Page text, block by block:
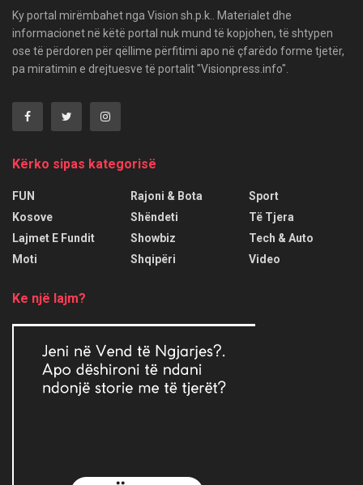
Ky portal mirëmbahet nga Vision sh.p.k.. Materialet dhe
informacionet në këtë portal nuk mund të kopjohen, të shtypen
ose të përdoren për qëllime përfitimi apo në çfarëdo forme tjetër,
pa miratimin e drejtuesve të portalit "Visionpress.info".
Kërko sipas kategorisë
FUN
Kosove
Lajmet E Fundit
Moti
Rajoni & Bota
Shëndeti
Showbiz
Shqipëri
Sport
Të Tjera
Tech & Auto
Video
Ke një lajm?